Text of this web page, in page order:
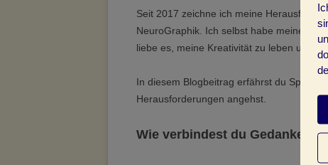
Seit 2017 zeichne ich meine
NeuroGraphik. Ich selbst habe meine
liebe es, meine Kreativität zu leben und
In diesem Blogbeitrag erfährst du
Herausforderungen angehst.
Wie verbindest du Gedanken